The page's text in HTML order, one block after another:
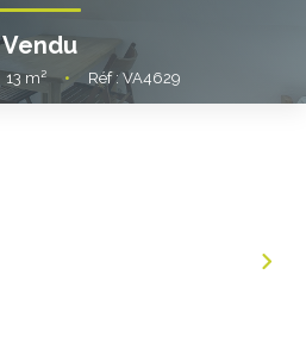
VENDRE
Vendu
13m² • Réf : VA4629